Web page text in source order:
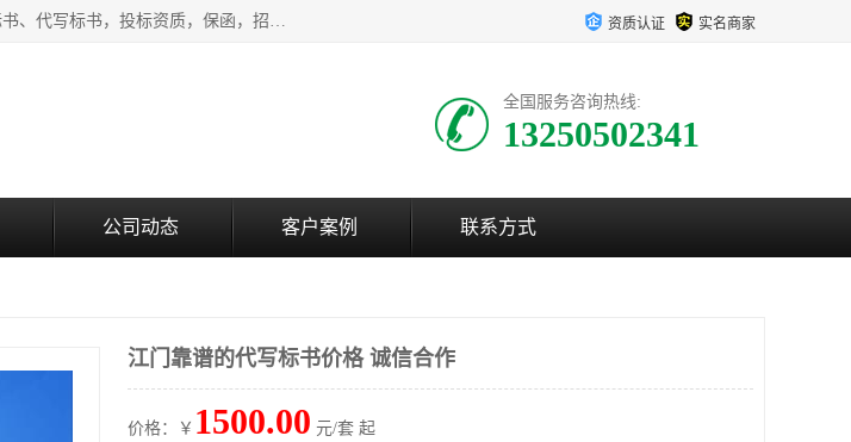
广州中赢信息科技有限公司是一家广州标书制作公司，主营业务：广州代做投标书、代写标书、代写标书，投标资质，保函，招投标培训等等，只要是投标中有需要的，我们这里都可以帮您解决。代写标书的中标案例也有很多。欢迎来电合作。 资质认证 实名商家
全国服务咨询热线:
13250502341
公司动态 客户案例 联系方式
江门靠谱的代写标书价格 诚信合作
价格：￥ 1500.00 元/套 起